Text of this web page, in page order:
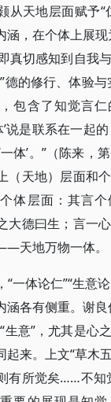
从天地层面赋予“
涵，在个体上展现
真切感知到自我
德的修行、体验与
包含了知觉言
’说是联系在一起
体’。”（陈来，
（天地）层面和
体层面：其言
大德曰生；言一
天地万物一体。
一体论仁”“生意
涵各有侧重。谢
生意”，尤其是心
来。上文“草木
有所觉矣……不知